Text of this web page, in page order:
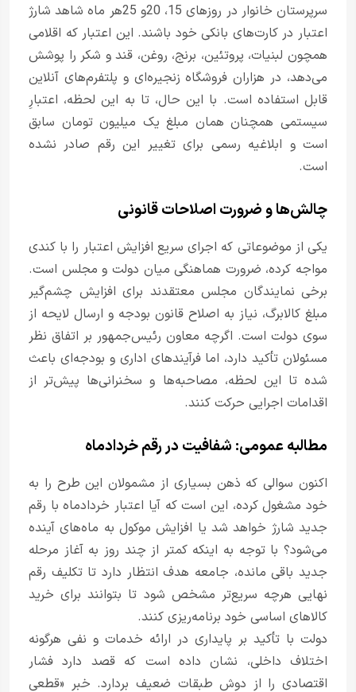
سرپرستان خانوار در روزهای 15، 20و 25هر ماه شاهد شارژ
اعتبار در کارت‌های بانکی خود باشند. این اعتبار که اقلامی
همچون لبنیات، پروتئین، برنج، روغن، قند و شکر را پوشش
می‌دهد، در هزاران فروشگاه زنجیره‌ای و پلتفرم‌های آنلاین
قابل استفاده است. با این حال، تا به این لحظه، اعتبارِ
سیستمی همچنان همان مبلغ یک میلیون تومان سابق
است و ابلاغیه رسمی برای تغییر این رقم صادر نشده
است.
چالش‌ها و ضرورت اصلاحات قانونی
یکی از موضوعاتی که اجرای سریع افزایش اعتبار را با کندی
مواجه کرده، ضرورت هماهنگی میان دولت و مجلس است.
برخی نمایندگان مجلس معتقدند برای افزایش چشم‌گیر
مبلغ کالابرگ، نیاز به اصلاح قانون بودجه و ارسال لایحه از
سوی دولت است. اگرچه معاون رئیس‌جمهور بر اتفاق نظر
مسئولان تأکید دارد، اما فرآیندهای اداری و بودجه‌ای باعث
شده تا این لحظه، مصاحبه‌ها و سخنرانی‌ها پیش‌تر از
اقدامات اجرایی حرکت کنند.
مطالبه عمومی: شفافیت در رقم خردادماه
اکنون سوالی که ذهن بسیاری از مشمولان این طرح را به
خود مشغول کرده، این است که آیا اعتبار خردادماه با رقم
جدید شارژ خواهد شد یا افزایش موکول به ماه‌های آینده
می‌شود؟ با توجه به اینکه کمتر از چند روز به آغاز مرحله
جدید باقی مانده، جامعه هدف انتظار دارد تا تکلیف رقم
نهایی هرچه سریع‌تر مشخص شود تا بتوانند برای خرید
کالاهای اساسی خود برنامه‌ریزی کنند.
دولت با تأکید بر پایداری در ارائه خدمات و نفی هرگونه
اختلاف داخلی، نشان داده است که قصد دارد فشار
اقتصادی را از دوش طبقات ضعیف بردارد. خبر «قطعی